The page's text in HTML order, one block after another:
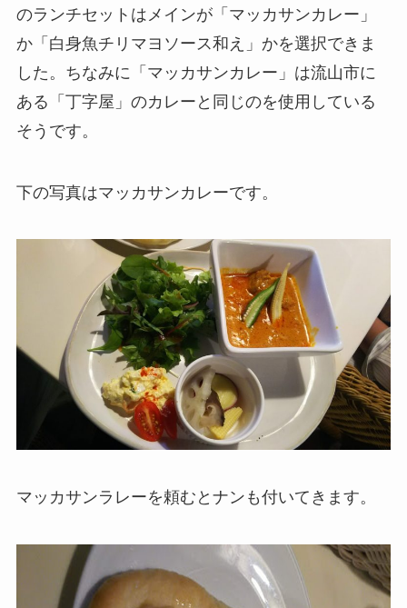
のランチセットはメインが「マッカサンカレー」
か「白身魚チリマヨソース和え」かを選択できま
した。ちなみに「マッカサンカレー」は流山市に
ある「丁字屋」のカレーと同じのを使用している
そうです。
下の写真はマッカサンカレーです。
マッカサンラレーを頼むとナンも付いてきます。